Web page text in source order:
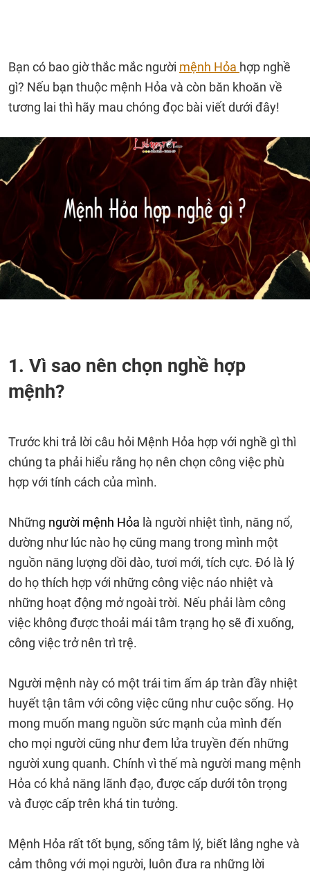
Bạn có bao giờ thắc mắc người mệnh Hỏa hợp nghề
gì? Nếu bạn thuộc mệnh Hỏa và còn băn khoăn về
tương lai thì hãy mau chóng đọc bài viết dưới đây!
1. Vì sao nên chọn nghề hợp
mệnh?
Trước khi trả lời câu hỏi Mệnh Hỏa hợp với nghề gì thì
chúng ta phải hiểu rằng họ nên chọn công việc phù
hợp với tính cách của mình.
Những người mệnh Hỏa là người nhiệt tình, năng nổ,
dường như lúc nào họ cũng mang trong mình một
nguồn năng lượng dồi dào, tươi mới, tích cực. Đó là lý
do họ thích hợp với những công việc náo nhiệt và
những hoạt động mở ngoài trời. Nếu phải làm công
việc không được thoải mái tâm trạng họ sẽ đi xuống,
công việc trở nên trì trệ.
Người mệnh này có một trái tim ấm áp tràn đầy nhiệt
huyết tận tâm với công việc cũng như cuộc sống. Họ
mong muốn mang nguồn sức mạnh của mình đến
cho mọi người cũng như đem lửa truyền đến những
người xung quanh. Chính vì thế mà người mang mệnh
Hỏa có khả năng lãnh đạo, được cấp dưới tôn trọng
và được cấp trên khá tin tưởng.
Mệnh Hỏa rất tốt bụng, sống tâm lý, biết lắng nghe và
cảm thông với mọi người, luôn đưa ra những lời